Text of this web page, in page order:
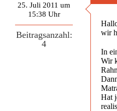
25. Juli 2011 um
15:38 Uhr
Beitragsanzahl:
4
wir
In
Wir
Hat